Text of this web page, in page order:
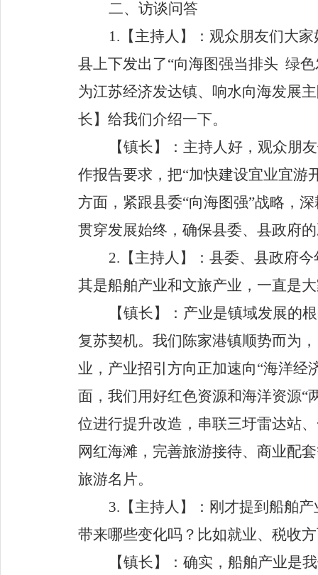
二、访谈问答
1. 【主持人】
：观众朋友们大
县上下发出了“向海图强当排头 绿
为江苏经济发达镇、响水向海发展
长】 给我们介绍一下。
【镇长】
： 主持人好，观众朋
作报告要求，把“加快建设宜业宜游
方面，紧跟县委“向海图强”战略，
贯穿发展始终，确保县委、 县政府
2. 【主持人】 ： 县委、县政府今
其是船舶产业和文旅产业，一直是
【镇长】
：产业是镇域发展的
复苏契机。我们陈家港镇顺势而为
业，产业招引方向正加速向“海洋经
面，我们用好红色资源和海洋资源“
位进行提升改造 ， 串联三圩雷达站
网红海滩，完善旅游接待、 商业配套
旅游名片。
3. 【主持人】
：刚才提到船舶
带来哪些变化吗？比如就业、税收
【镇长】
：确实，船舶产业是